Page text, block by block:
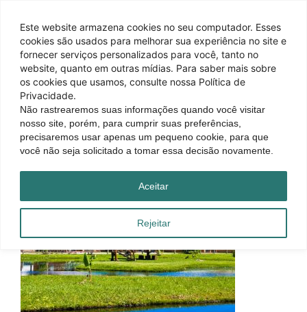
Este website armazena cookies no seu computador. Esses
cookies são usados ​​para melhorar sua experiência no site e
fornecer serviços personalizados para você, tanto no
website, quanto em outras mídias. Para saber mais sobre
os cookies que usamos, consulte nossa Política de
Privacidade.
Não rastrearemos suas informações quando você visitar
nosso site, porém, para cumprir suas preferências,
precisaremos usar apenas um pequeno cookie, para que
você não seja solicitado a tomar essa decisão novamente.
Rejeitar
Aceitar